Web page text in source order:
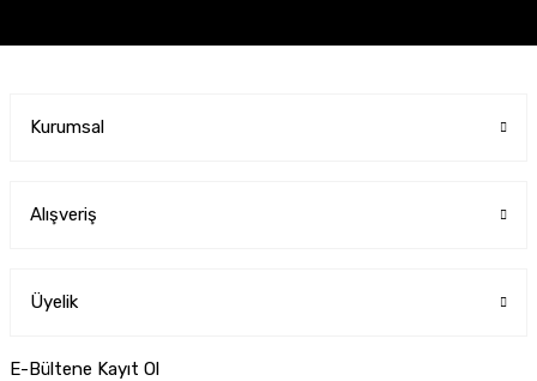
Kurumsal
Alışveriş
Üyelik
E-Bültene Kayıt Ol